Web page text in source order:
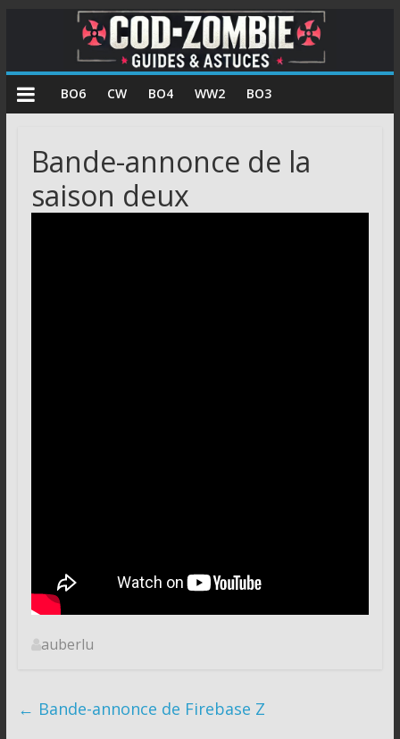
COD
Zombie
Guides
astuces
BO6 CW BO4 WW2 BO3
Bande-annonce de la
saison deux
auberlu
← Bande-annonce de Firebase Z